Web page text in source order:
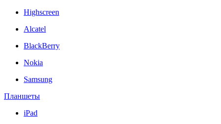
Highscreen
Alcatel
BlackBerry
Nokia
Samsung
Планшеты
iPad